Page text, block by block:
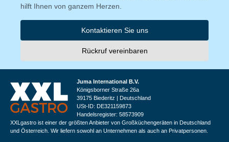
hilft Ihnen von ganzem Herzen.
Kontaktieren Sie uns
Rückruf vereinbaren
Juma International B.V.
Königsborner Straße 26a
39175 Biederitz | Deutschland
USt-ID: DE321159873
Handelsregister: 58573909
XXLgastro ist einer der größten Anbieter von Großküchengeräten in Deutschland
und Österreich. Wir liefern sowohl an Unternehmen als auch an Privatpersonen.